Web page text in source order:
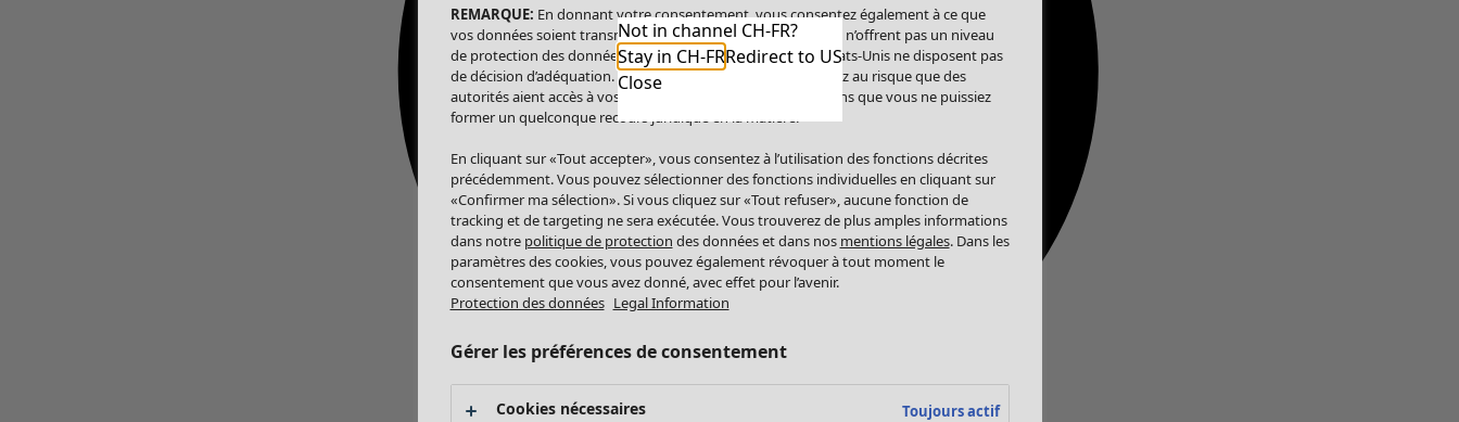
Not in channel CH-FR?
Stay in CH-FRRedirect to US
Close
REMARQUE: En donnant votre consentement, vous consentez également à ce que
vos données soient transmises aux États-Unis. Les États-Unis n’offrent pas un niveau
de protection des données comparable à celui de l’UE. Les États-Unis ne disposent pas
de décision d’adéquation. Par conséquent, vous vous exposez au risque que des
autorités aient accès à vos données à caractère personnel sans que vous ne puissiez
former un quelconque recours juridique en la matière.
En cliquant sur «Tout accepter», vous consentez à l’utilisation des fonctions décrites
précédemment. Vous pouvez sélectionner des fonctions individuelles en cliquant sur
«Confirmer ma sélection». Si vous cliquez sur «Tout refuser», aucune fonction de
tracking et de targeting ne sera exécutée. Vous trouverez de plus amples informations
dans notre politique de protection des données et dans nos mentions légales. Dans les
paramètres des cookies, vous pouvez également révoquer à tout moment le
consentement que vous avez donné, avec effet pour l’avenir.
Protection des données Legal Information
Gérer les préférences de consentement
Cookies nécessaires Toujours actif